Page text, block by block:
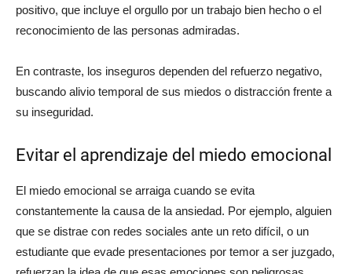
positivo, que incluye el orgullo por un trabajo bien hecho o el
reconocimiento de las personas admiradas.
En contraste, los inseguros dependen del refuerzo negativo,
buscando alivio temporal de sus miedos o distracción frente a
su inseguridad.
Evitar el aprendizaje del miedo emocional
El miedo emocional se arraiga cuando se evita
constantemente la causa de la ansiedad. Por ejemplo, alguien
que se distrae con redes sociales ante un reto difícil, o un
estudiante que evade presentaciones por temor a ser juzgado,